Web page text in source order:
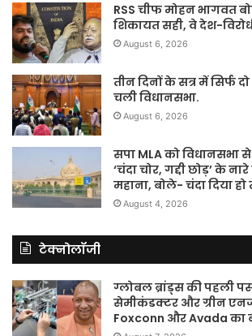
RSS चीफ मोहन भागवत
शिकायत सही, वे देश-
August 6, 2026
तीन दिनों के सत्र में सिर्फ
चली विधानसभा.
August 6, 2026
सपा MLA को विधानसभा
‘चंदा चोर, गद्दी छोड़’ के
महाना, बोले- चंदा दिया
August 4, 2026
टेक्नोलॉजी
ग्लोबल ब्रांड्स की पहली
सेमीकंडक्टर और ग्रीन
Foxconn और Avada का